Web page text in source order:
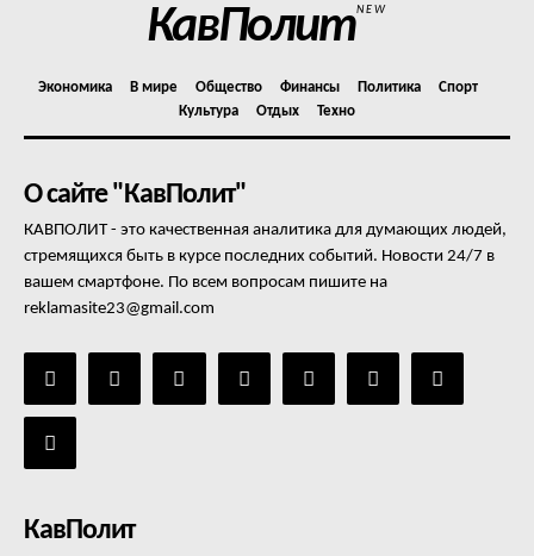
КавПолитNEW
Экономика В мире Общество Финансы Политика
Спорт
Культура
Отдых Техно
О сайте "КавПолит"
КАВПОЛИТ - это качественная аналитика для думающих людей,
стремящихся быть в курсе последних событий. Новости 24/7 в
вашем смартфоне. По всем вопросам пишите на
reklamasite23@gmail.com
КавПолит